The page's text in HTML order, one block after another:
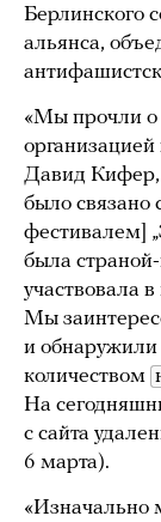
Берлинского
альянса,
«Мы прочли о
Давид Кифер,
было связано
фестивалем]
была
участвовала в
Мы
и обнаружили
количеством
На
с сайта
6 марта).
«Изначально